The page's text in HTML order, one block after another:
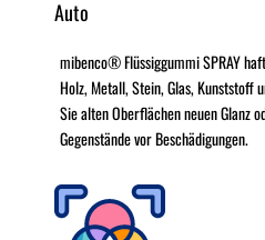
Auto
mibenco® Flüssiggummi SPRAY
Holz, Metall, Stein, Glas, Kunststoff
Sie alten Oberflächen neuen Glanz
Gegenstände vor Beschädigungen.